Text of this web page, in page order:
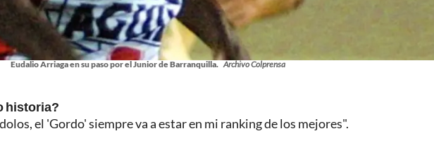
Eudalio Arriaga en su paso por el Junior de Barranquilla. Archivo Colprensa
historia?
el 'Gordo' siempre va a estar en mi ranking de los mejores".